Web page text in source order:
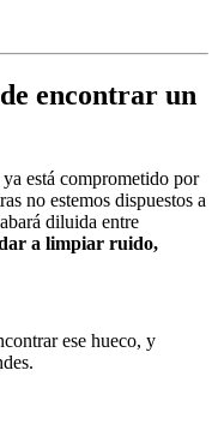
encontrar un
está comprometido por
no estemos dispuestos a
diluida entre
a limpiar ruido,
ese hueco, y